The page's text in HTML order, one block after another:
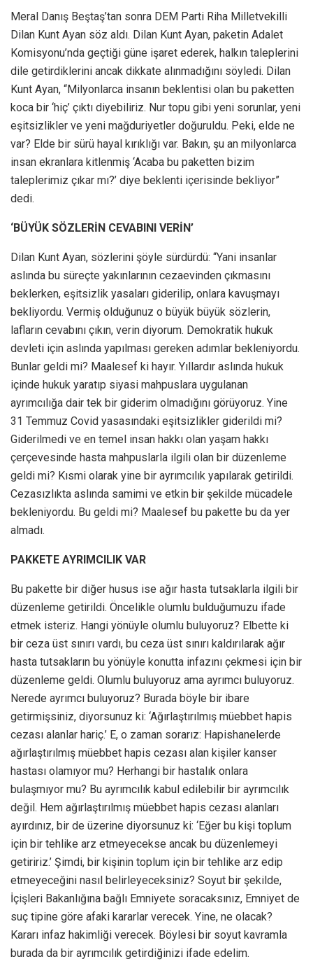
Meral Danış Beştaş’tan sonra DEM Parti Riha Milletvekilli
Dilan Kunt Ayan söz aldı. Dilan Kunt Ayan, paketin Adalet
Komisyonu’nda geçtiği güne işaret ederek, halkın taleplerini
dile getirdiklerini ancak dikkate alınmadığını söyledi. Dilan
Kunt Ayan, “Milyonlarca insanın beklentisi olan bu paketten
koca bir ‘hiç’ çıktı diyebiliriz. Nur topu gibi yeni sorunlar, yeni
eşitsizlikler ve yeni mağduriyetler doğuruldu. Peki, elde ne
var? Elde bir sürü hayal kırıklığı var. Bakın, şu an milyonlarca
insan ekranlara kitlenmiş ‘Acaba bu paketten bizim
taleplerimiz çıkar mı?’ diye beklenti içerisinde bekliyor”
dedi.
‘BÜYÜK SÖZLERİN CEVABINI VERİN’
Dilan Kunt Ayan, sözlerini şöyle sürdürdü: “Yani insanlar
aslında bu süreçte yakınlarının cezaevinden çıkmasını
beklerken, eşitsizlik yasaları giderilip, onlara kavuşmayı
bekliyordu. Vermiş olduğunuz o büyük büyük sözlerin,
lafların cevabını çıkın, verin diyorum. Demokratik hukuk
devleti için aslında yapılması gereken adımlar bekleniyordu.
Bunlar geldi mi? Maalesef ki hayır. Yıllardır aslında hukuk
içinde hukuk yaratıp siyasi mahpuslara uygulanan
ayrımcılığa dair tek bir giderim olmadığını görüyoruz. Yine
31 Temmuz Covid yasasındaki eşitsizlikler giderildi mi?
Giderilmedi ve en temel insan hakkı olan yaşam hakkı
çerçevesinde hasta mahpuslarla ilgili olan bir düzenleme
geldi mi? Kısmi olarak yine bir ayrımcılık yapılarak getirildi.
Cezasızlıkta aslında samimi ve etkin bir şekilde mücadele
bekleniyordu. Bu geldi mi? Maalesef bu pakette bu da yer
almadı.
PAKKETE AYRIMCILIK VAR
Bu pakette bir diğer husus ise ağır hasta tutsaklarla ilgili bir
düzenleme getirildi. Öncelikle olumlu bulduğumuzu ifade
etmek isteriz. Hangi yönüyle olumlu buluyoruz? Elbette ki
bir ceza üst sınırı vardı, bu ceza üst sınırı kaldırılarak ağır
hasta tutsakların bu yönüyle konutta infazını çekmesi için bir
düzenleme geldi. Olumlu buluyoruz ama ayrımcı buluyoruz.
Nerede ayrımcı buluyoruz? Burada böyle bir ibare
getirmişsiniz, diyorsunuz ki: ‘Ağırlaştırılmış müebbet hapis
cezası alanlar hariç.’ E, o zaman sorarız: Hapishanelerde
ağırlaştırılmış müebbet hapis cezası alan kişiler kanser
hastası olamıyor mu? Herhangi bir hastalık onlara
bulaşmıyor mu? Bu ayrımcılık kabul edilebilir bir ayrımcılık
değil. Hem ağırlaştırılmış müebbet hapis cezası alanları
ayırdınız, bir de üzerine diyorsunuz ki: ‘Eğer bu kişi toplum
için bir tehlike arz etmeyecekse ancak bu düzenlemeyi
getiririz.’ Şimdi, bir kişinin toplum için bir tehlike arz edip
etmeyeceğini nasıl belirleyeceksiniz? Soyut bir şekilde,
İçişleri Bakanlığına bağlı Emniyete soracaksınız, Emniyet de
suç tipine göre afaki kararlar verecek. Yine, ne olacak?
Kararı infaz hakimliği verecek. Böylesi bir soyut kavramla
burada da bir ayrımcılık getirdiğinizi ifade edelim.